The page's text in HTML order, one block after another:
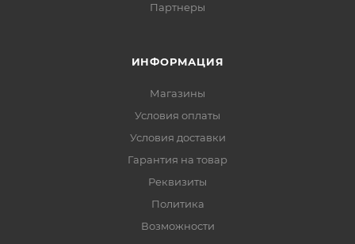
Партнеры
ИНФОРМАЦИЯ
Магазины
Условия оплаты
Условия доставки
Гарантия на товар
Реквизиты
Политика
Возможности